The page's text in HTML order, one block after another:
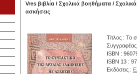
Vres βιβλία / Σχολικά βοηθήματα /
ασκήσεις
Τίτλος : Το
ISBN :
ISBN 13 :
Εκδόσεις :